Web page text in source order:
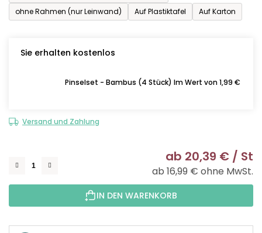
ohne Rahmen (nur Leinwand)
Auf Plastiktafel Auf Karton
Sie erhalten kostenlos
Pinselset - Bambus (4 Stück) Im Wert von 1,99 €
Versand und Zahlung
ab 20,39 € / St
ab 16,99 € ohne MwSt.
IN DEN WARENKORB